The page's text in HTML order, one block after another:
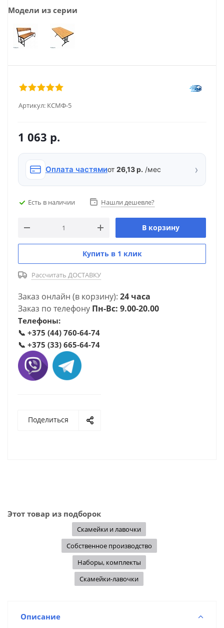
Модели из серии
Артикул: КСМФ-5
1 063 р.
Оплата частямиот 26,13 р. /мес ›
Есть в наличии Нашли дешевле?
В корзину
Купить в 1 клик
Рассчитать ДОСТАВКУ
Заказ онлайн (в корзину): 24 часа
Заказ по телефону Пн-Вс: 9.00-20.00
Телефоны:
📞 +375 (44) 760-64-74
📞 +375 (33) 665-64-74
Поделиться
Этот товар из подборок
Скамейки и лавочки
Собственное производство
Наборы, комплекты
Скамейки-лавочки
Описание